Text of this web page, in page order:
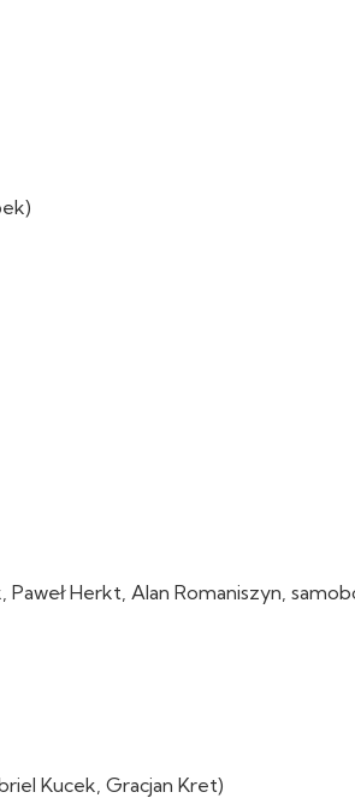
Herkt, Alan Romaniszyn,
Kucek, Gracjan Kret)